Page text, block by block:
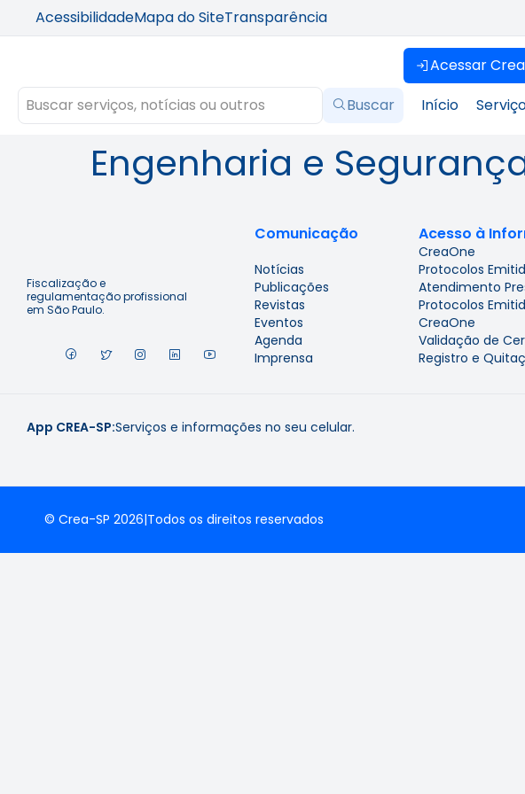
AcessibilidadeMapa do SiteTransparência
Acessar
Buscar
Início
Engenharia e
Fiscalização e
regulamentação profissional
em São Paulo.
Comunicação
Notícias
Publicações
Revistas
Eventos
Agenda
Imprensa
Acesso à
CreaOne
Protocolos
Atendimento
Protocolos
CreaOne
Validação de
Registro e
App CREA-SP:Serviços e informações no seu celular.
© Crea-SP 2026|Todos os direitos reservados